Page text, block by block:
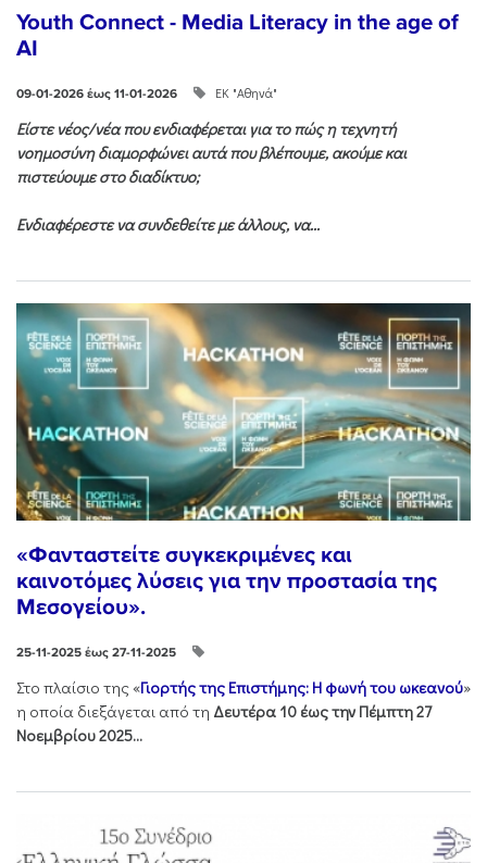
Youth Connect - Media Literacy in the age of
AI
09-01-2026 έως 11-01-2026 ΕΚ "Αθηνά"
Είστε νέος/νέα που ενδιαφέρεται για το πώς η τεχνητή
νοημοσύνη διαμορφώνει αυτά που βλέπουμε, ακούμε και
πιστεύουμε στο διαδίκτυο;
Ενδιαφέρεστε να συνδεθείτε με άλλους, να...
«Φανταστείτε συγκεκριμένες και
καινοτόμες λύσεις για την προστασία της
Μεσογείου».
25-11-2025 έως 27-11-2025
Στo πλαίσιo της «Γιορτής της Επιστήμης: Η φωνή του ωκεανού»
η οποία διεξάγεται από τη Δευτέρα 10 έως την Πέμπτη 27
Νοεμβρίου 2025...